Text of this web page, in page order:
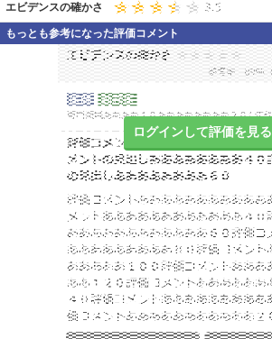
エビデンスの確かさ
もっとも参考になった評価コメント
ログインして評価を見る